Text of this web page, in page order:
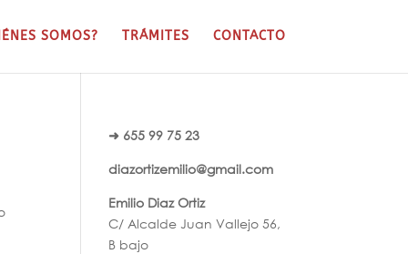
SOMOS? TRÁMITES CONTACTO
➜ 655 99 75 23
diazortizemilio@gmail.com
Emilio Diaz Ortiz
C/ Alcalde Juan Vallejo 56,
B bajo